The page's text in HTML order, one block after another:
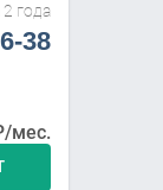
года
38
мес.